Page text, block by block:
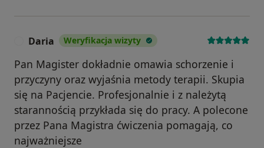
Daria Weryfikacja wizyty
Pan Magister dokładnie omawia schorzenie i
przyczyny oraz wyjaśnia metody terapii. Skupia
się na Pacjencie. Profesjonalnie i z należytą
starannością przykłada się do pracy. A polecone
przez Pana Magistra ćwiczenia pomagają, co
najważniejsze